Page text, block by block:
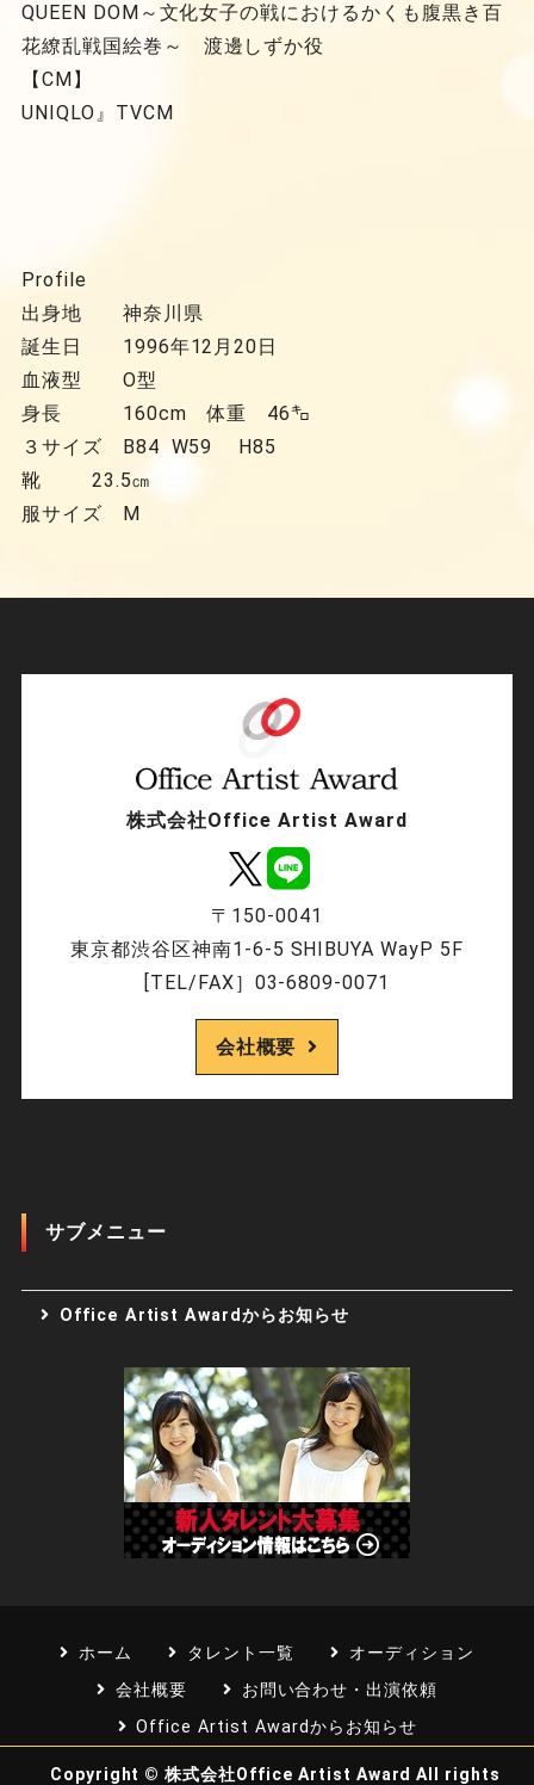
QUEEN DOM～文化女子の戦におけるかくも腹黒き百
花繚乱戦国絵巻～ 渡邊しずか役
【CM】
UNIQLO』TVCM
Profile
出身地 神奈川県
誕生日 1996年12月20日
血液型 O型
身長 160cm 体重 46㌔
３サイズ B84 W59 H85
靴 23.5㎝
服サイズ M
株式会社Office Artist Award
〒150-0041
東京都渋谷区神南1-6-5 SHIBUYA WayP 5F
[TEL/FAX］03-6809-0071
会社概要
サブメニュー
Office Artist Awardからお知らせ
ホーム タレント一覧
オーディション
会社概要
お問い合わせ・出演依頼
Office Artist Awardからお知らせ
Copyright ©株式会社Office Artist Award All rights